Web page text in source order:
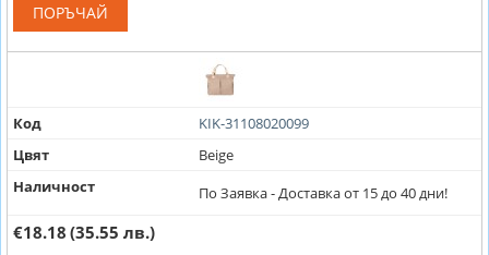
ПОРЪЧАЙ
Код
KIK-31108020099
Цвят
Beige
Наличност
По Заявка - Доставка от 15 до 40 дни!
€18.18 (35.55 лв.)